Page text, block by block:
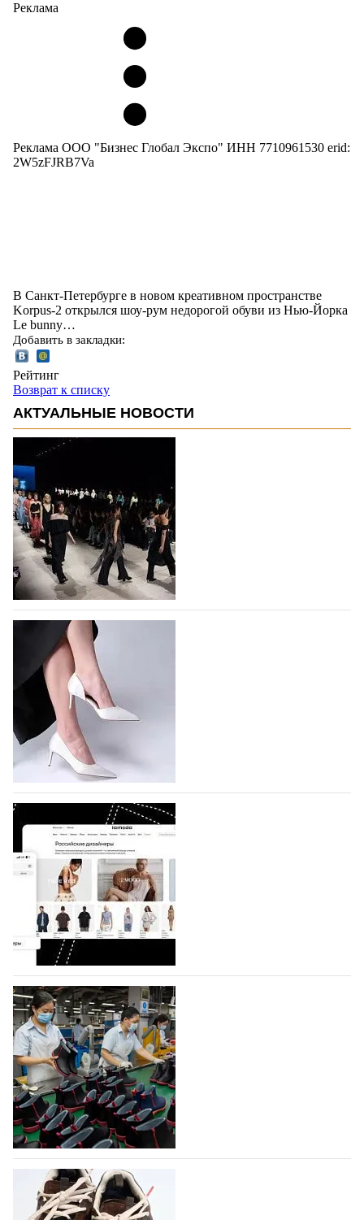
Реклама
Реклама ООО "Бизнес Глобал Экспо" ИНН 7710961530 erid:
2W5zFJRB7Va
В Санкт-Петербурге в новом креативном пространстве
Korpus-2 открылся шоу-рум недорогой обуви из Нью-Йорка
Le bunny…
Добавить в закладки:
Рейтинг
Возврат к списку
АКТУАЛЬНЫЕ НОВОСТИ
На участие в Московской неделе моды
подано 1047 заявок
На участие в седьмой Московской неделе моды,
которая пройдет в российской столице с 26 сентября
по 1 октября, уже подано 1047 заявок. Примерно
половину из них (494) прислали дизайнеры,
коллекции которых не были представлены в…
07.08.2026 558
BALLINA представит свои новинки на Euro
Shoes
Компания BALLINA Guangzhou Lihuang Footwear
Co., Ltd., основанная в 2011 году и расположенная в
Гуанчжоу, столице моды Китая, является
профессиональной обувной компанией,
объединяющей разработку, производство и…
07.08.2026 410
На платформе Lamoda - новый раздел и
условия продвижения локальных
дизайнерских марок
Российский маркетплейс Lamoda решил обновить
раздел для продажи продукции локальных
дизайнерских марок одежды, обуви и аксессуаров.
Бренды также получат маркетинговую…
06.08.2026 571
Объем мирового производства обуви в
2025 году практически не увеличился